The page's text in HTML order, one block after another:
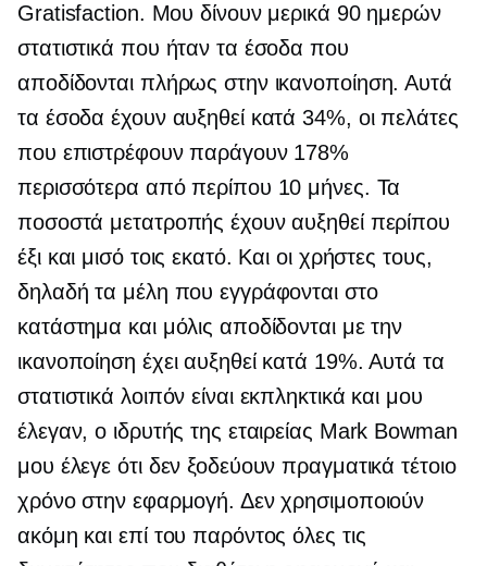
Gratisfaction. Μου δίνουν μερικά 90 ημερών
στατιστικά που ήταν τα έσοδα που
αποδίδονται πλήρως στην ικανοποίηση. Αυτά
τα έσοδα έχουν αυξηθεί κατά 34%, οι πελάτες
που επιστρέφουν παράγουν 178%
περισσότερα από περίπου 10 μήνες. Τα
ποσοστά μετατροπής έχουν αυξηθεί περίπου
έξι και μισό τοις εκατό. Και οι χρήστες τους,
δηλαδή τα μέλη που εγγράφονται στο
κατάστημα και μόλις αποδίδονται με την
ικανοποίηση έχει αυξηθεί κατά 19%. Αυτά τα
στατιστικά λοιπόν είναι εκπληκτικά και μου
έλεγαν, ο ιδρυτής της εταιρείας Mark Bowman
μου έλεγε ότι δεν ξοδεύουν πραγματικά τέτοιο
χρόνο στην εφαρμογή. Δεν χρησιμοποιούν
ακόμη και επί του παρόντος όλες τις